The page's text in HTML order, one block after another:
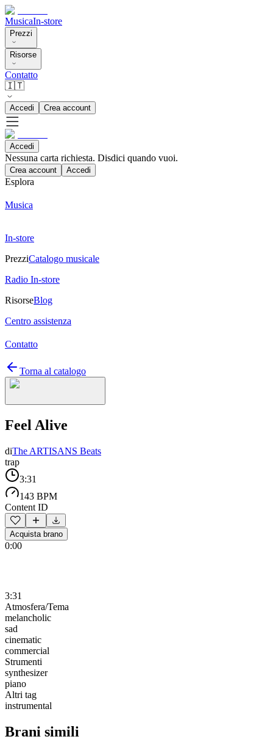
MusicaIn-store
Prezzi
Risorse
Contatto
🇮🇹
Accedi Crea account
Accedi
Nessuna carta richiesta. Disdici quando vuoi.
Crea account Accedi
Esplora
Musica
In-store
PrezziCatalogo musicale
Radio In-store
RisorseBlog
Centro assistenza
Contatto
Torna al catalogo
Feel Alive
diThe ARTISANS Beats
trap
3:31
143 BPM
Content ID
Acquista brano
0:00
3:31
Atmosfera/Tema
melancholic
sad
cinematic
commercial
Strumenti
synthesizer
piano
Altri tag
instrumental
Brani simili